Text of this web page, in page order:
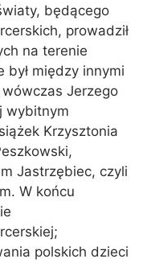
będącego
prowadził
na terenie
był między innymi
Jerzego
wybitnym
Krzysztonia
Jastrzębiec, czyli
W końcu
polskich dzieci